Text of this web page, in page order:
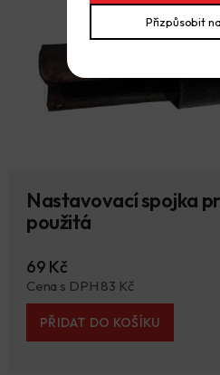
Nastavovací spojka
použitá
69 Kč
Cena s DPH 83 Kč
PŘIDAT DO KOŠÍKU
Přizpůsobit